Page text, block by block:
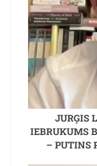
JURĢIS
IEBRUKUMS
– PUTINS